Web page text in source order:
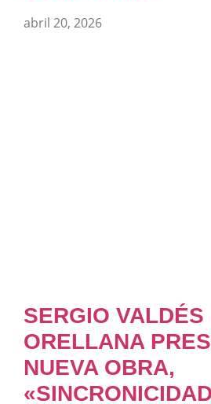
abril 20, 2026
SERGIO VALDÉS
ORELLANA
NUEVA OBRA,